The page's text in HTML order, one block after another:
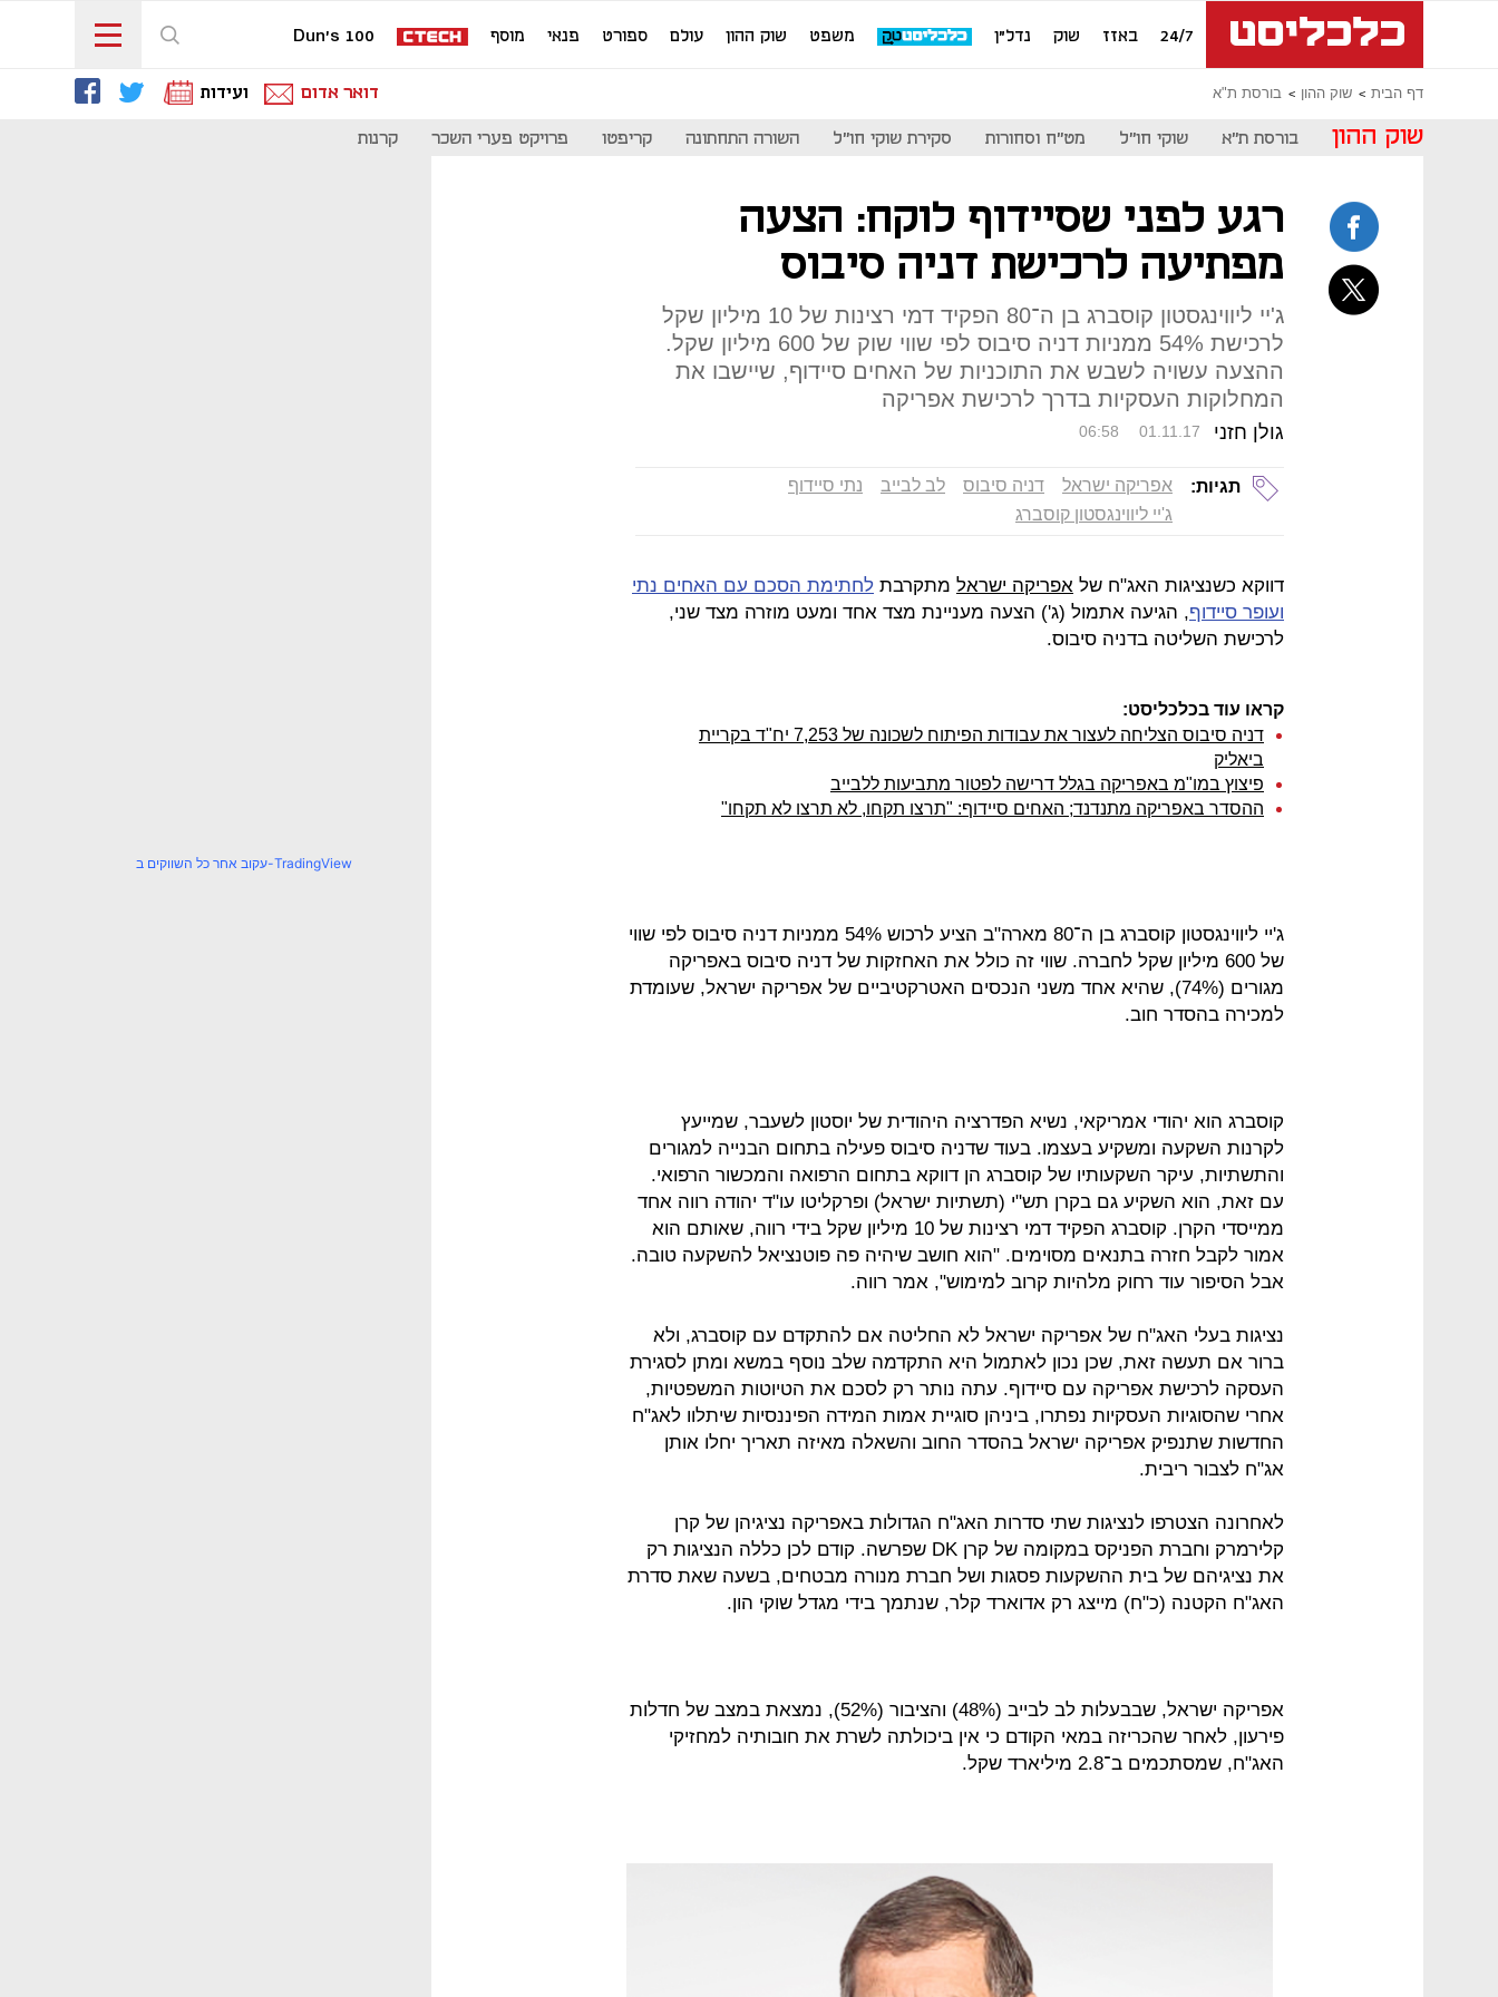
24/7 באזז שוק נדל"ן משפט שוק ההון עולם ספורט פנאי מוסף Dun's 100
דף הבית שוק ההון בורסת ת"א דואר אדום ועידות
שוק ההון בורסת ת"א שוקי חו"ל מט"ח וסחורות סקירת שוקי חו"ל השורה התחתונה קריפטו פרויקט פערי השכר קרנות
רגע לפני שסיידוף לוקח: הצעה
מפתיעה לרכישת דניה סיבוס
ג'יי ליווינגסטון קוסברג בן ה־80 הפקיד דמי רצינות של 10 מיליון שקל
לרכישת 54% ממניות דניה סיבוס לפי שווי שוק של 600 מיליון שקל.
ההצעה עשויה לשבש את התוכניות של האחים סיידוף, שיישבו את
המחלוקות העסקיות בדרך לרכישת אפריקה
גולן חזני 06:58 01.11.17
תגיות: אפריקה ישראל דניה סיבוס לב לבייב
נתי סיידוף
ג'יי ליווינגסטון קוסברג
דווקא כשנציגות האג"ח של אפריקה ישראל מתקרבת לחתימת הסכם עם האחים נתי
ועופר סיידוף, הגיעה אתמול (ג') הצעה מעניינת מצד אחד ומעט מוזרה מצד שני,
לרכישת השליטה בדניה סיבוס.
קראו עוד בכלכליסט:
דניה סיבוס הצליחה לעצור את עבודות הפיתוח לשכונה של 7,253 יח"ד בקריית
ביאליק
פיצוץ במו"מ באפריקה בגלל דרישה לפטור מתביעות ללבייב
ההסדר באפריקה מתנדנד; האחים סיידוף: "תרצו תקחו, לא תרצו לא תקחו"
ג'יי ליווינגסטון קוסברג בן ה־80 מארה"ב הציע לרכוש 54% ממניות דניה סיבוס לפי שווי
של 600 מיליון שקל לחברה. שווי זה כולל את האחזקות של דניה סיבוס באפריקה
מגורים (74%), שהיא אחד משני הנכסים האטרקטיביים של אפריקה ישראל, שעומדת
למכירה בהסדר חוב.
קוסברג הוא יהודי אמריקאי, נשיא הפדרציה היהודית של יוסטון לשעבר, שמייעץ
לקרנות השקעה ומשקיע בעצמו. בעוד שדניה סיבוס פעילה בתחום הבנייה למגורים
והתשתיות, עיקר השקעותיו של קוסברג הן דווקא בתחום הרפואה והמכשור הרפואי.
עם זאת, הוא השקיע גם בקרן תש"י (תשתיות ישראל) ופרקליטו עו"ד יהודה רווה אחד
ממייסדי הקרן. קוסברג הפקיד דמי רצינות של 10 מיליון שקל בידי רווה, שאותם הוא
אמור לקבל חזרה בתנאים מסוימים. "הוא חושב שיהיה פה פוטנציאל להשקעה טובה.
אבל הסיפור עוד רחוק מלהיות קרוב למימוש", אמר רווה.
נציגות בעלי האג"ח של אפריקה ישראל לא החליטה אם להתקדם עם קוסברג, ולא
ברור אם תעשה זאת, שכן נכון לאתמול היא התקדמה שלב נוסף במשא ומתן לסגירת
העסקה לרכישת אפריקה עם סיידוף. עתה נותר רק לסכם את הטיוטות המשפטיות,
אחרי שהסוגיות העסקיות נפתרו, ביניהן סוגיית אמות המידה הפיננסיות שיתלוו לאג"ח
החדשות שתנפיק אפריקה ישראל בהסדר החוב והשאלה מאיזה תאריך יחלו אותן
אג"ח לצבור ריבית.
לאחרונה הצטרפו לנציגות שתי סדרות האג"ח הגדולות באפריקה נציגיהן של קרן
קלירמרק וחברת הפניקס במקומה של קרן DK שפרשה. קודם לכן כללה הנציגות רק
את נציגיהם של בית ההשקעות פסגות ושל חברת מנורה מבטחים, בשעה שאת סדרת
האג"ח הקטנה (כ"ח) מייצג רק אדוארד קלר, שנתמך בידי מגדל שוקי הון.
אפריקה ישראל, שבבעלות לב לבייב (48%) והציבור (52%), נמצאת במצב של חדלות
פירעון, לאחר שהכריזה במאי הקודם כי אין ביכולתה לשרת את חובותיה למחזיקי
האג"ח, שמסתכמים ב־2.8 מיליארד שקל.
עקוב אחר כל השווקים ב-TradingView